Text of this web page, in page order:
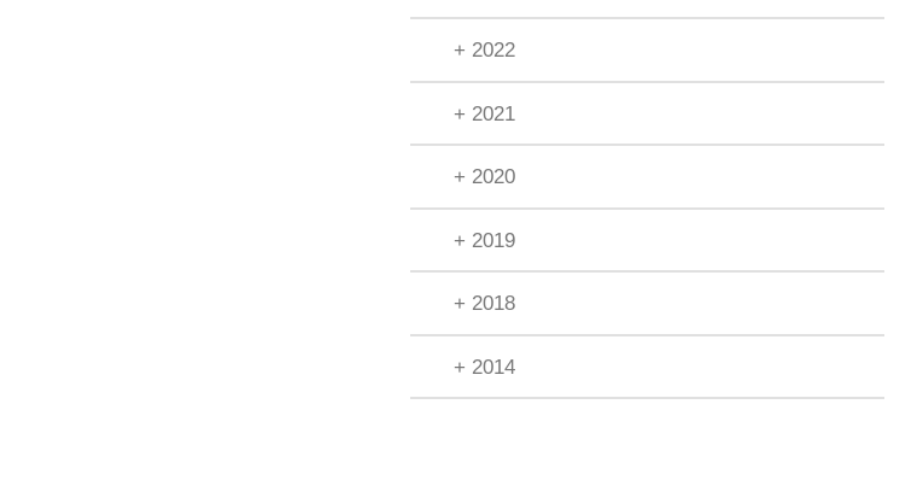
+ 2022
+ 2021
+ 2020
+ 2019
+ 2018
+ 2014